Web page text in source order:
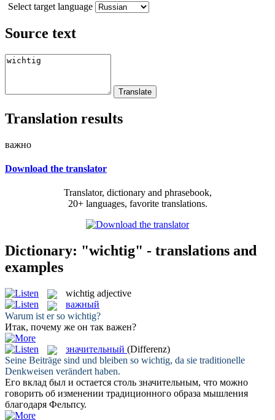
Select target language
Source text
Translation results
важно
Download the translator
Translator, dictionary and phrasebook,
20+ languages, favorite translations.
Dictionary: "wichtig" - translations and
examples
wichtig adjective
важный
Warum ist er so wichtig?
Итак, почему же он так важен?
значительный (Differenz)
Seine Beiträge sind und bleiben so wichtig, da sie traditionelle
Denkweisen verändert haben.
Его вклад был и остается столь значительным, что можно
говорить об изменении традиционного образа мышления
благодаря Фельпсу.